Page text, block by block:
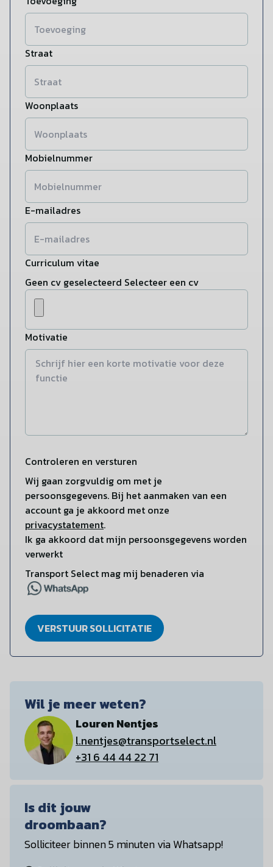
Straat
Woonplaats
Mobielnummer
E-mailadres
Curriculum vitae
Geen cv geselecteerd Selecteer een cv
Motivatie
Controleren en versturen
Wij gaan zorgvuldig om met je
persoonsgegevens. Bij het aanmaken van een
account ga je akkoord met onze
privacystatement.
Ik ga akkoord dat mijn persoonsgegevens worden
verwerkt
Transport Select mag mij benaderen via
VERSTUUR SOLLICITATIE
Wil je meer weten?
Louren Nentjes
l.nentjes@transportselect.nl
+31 6 44 44 22 71
Is dit jouw
droombaan?
Solliciteer binnen 5 minuten via Whatsapp!